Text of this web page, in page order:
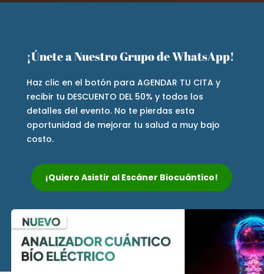
¡Únete a Nuestro Grupo de WhatsApp!
Haz clic en el botón para AGENDAR TU CITA y
recibir tu DESCUENTO DEL 50% y todos los
detalles del evento. No te pierdas esta
oportunidad de mejorar tu salud a muy bajo
costo.
¡Quiero Asistir al Escáner Biocuántico!